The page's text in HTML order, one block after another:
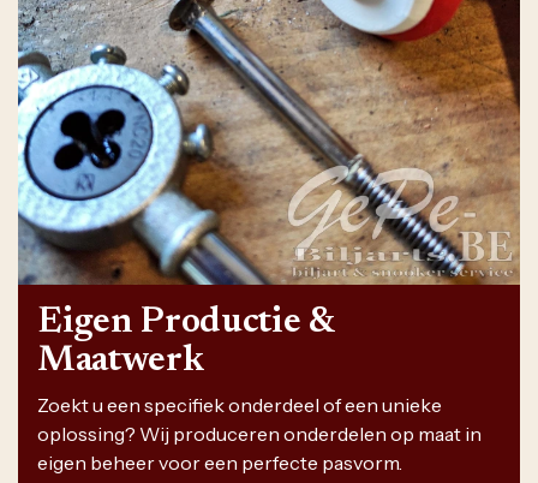
Eigen Productie &
Maatwerk
Zoekt u een specifiek onderdeel of een unieke
oplossing? Wij produceren onderdelen op maat in
eigen beheer voor een perfecte pasvorm.